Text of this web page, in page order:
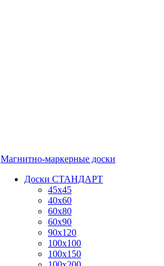
Магнитно-маркерные доски
Доски СТАНДАРТ
45x45
40x60
60x80
60x90
90x120
100x100
100x150